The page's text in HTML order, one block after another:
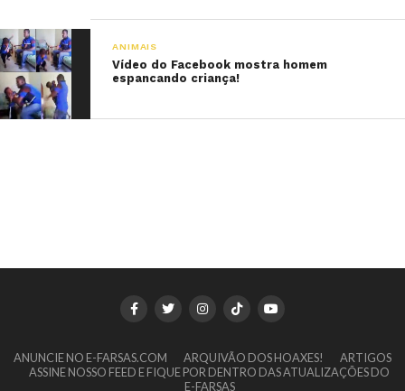
ANIMAIS
Vídeo do Facebook mostra homem
espancando criança!
ANUNCIE NO E-FARSAS.COM ARQUIVÃO DOS HOAXES!
ARTIGOS
ASSINE NOSSO FEED E FIQUE POR DENTRO DAS ATUALIZAÇÕES DO
E-FARSAS